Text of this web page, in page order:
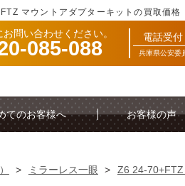
マウントアダプターキットの買取価格
問い合わせください。
085-088 電話受
兵庫県公安委
てのお客様へ お客様の声
> ミラーレス一眼 >
Z6 24-